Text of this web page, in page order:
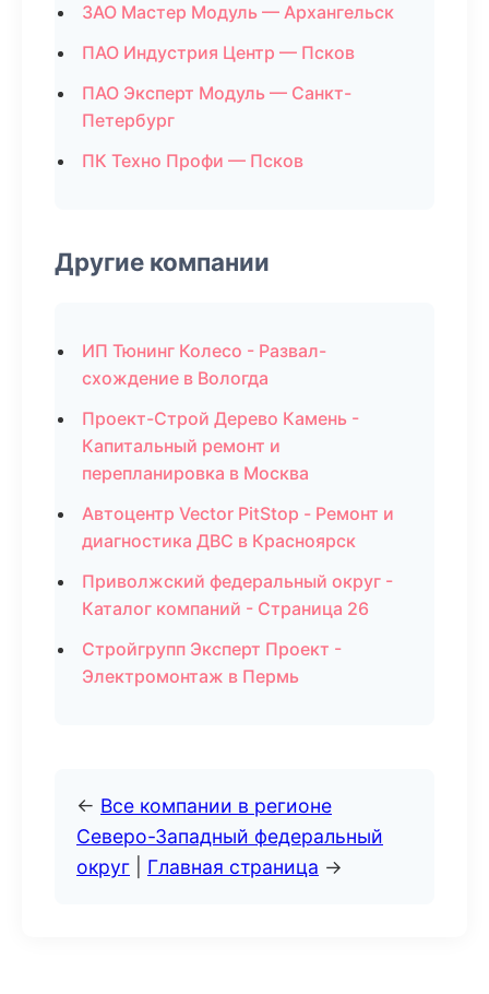
ЗАО Мастер Модуль — Архангельск
ПАО Индустрия Центр — Псков
ПАО Эксперт Модуль — Санкт-
Петербург
ПК Техно Профи — Псков
Другие компании
ИП Тюнинг Колесо - Развал-
схождение в Вологда
Проект-Строй Дерево Камень -
Капитальный ремонт и
перепланировка в Москва
Автоцентр Vector PitStop - Ремонт и
диагностика ДВС в Красноярск
Приволжский федеральный округ -
Каталог компаний - Страница 26
Стройгрупп Эксперт Проект -
Электромонтаж в Пермь
← Все компании в регионе
Северо-Западный федеральный
округ
Главная страница →